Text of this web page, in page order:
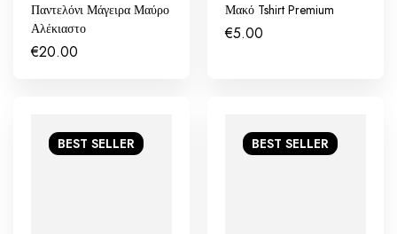
Παντελόνι Μάγειρα Μαύρο
Αλέκιαστο
€20.00
Μακό Tshirt Premium
€5.00
BEST SELLER BEST SELLER